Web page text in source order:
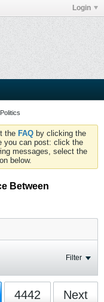
Login
the FAQ by clicking the
you can post: click the
messages, select the
below.
Between
Filter
4442 Next